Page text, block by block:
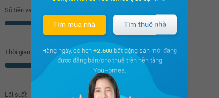
Số tiền vay (
Triệu
Thời gian vay
Lãi suất
Tìm mua nhà Tìm thuê nhà
Hàng ngày, có hơn +2.600 bất động sản mới đang
được đăng bán/cho thuê trên nền tảng
YouHomes.